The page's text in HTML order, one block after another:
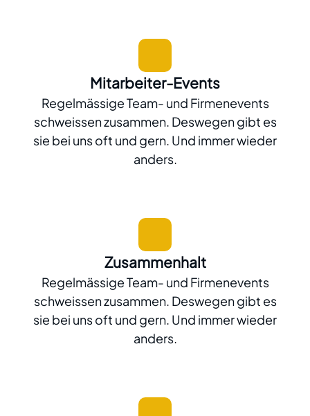
Mitarbeiter-Events
Regelmässige Team- und Firmenevents
schweissen zusammen. Deswegen gibt es
sie bei uns oft und gern. Und immer wieder
anders.
Zusammenhalt
Regelmässige Team- und Firmenevents
schweissen zusammen. Deswegen gibt es
sie bei uns oft und gern. Und immer wieder
anders.